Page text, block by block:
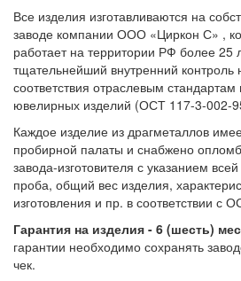
Все изделия изготавливаются на
заводе компании ООО «Циркон С» ,
работает на территории РФ более 25
тщательнейший внутренний контроль
соответствия отраслевым стандартам
ювелирных изделий (ОСТ 117-3-002-
Каждое изделие из драгметаллов
пробирной палаты и снабжено
завода-изготовителя с указанием
проба, общий вес изделия,
изготовления и пр. в соответствии с
Гарантия на изделия - 6 (шесть)
гарантии необходимо сохранять
чек.